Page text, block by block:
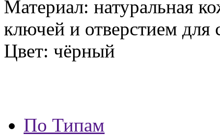
Материал: натуральная
ключей и отверстием для
Цвет: чёрный
По Типам